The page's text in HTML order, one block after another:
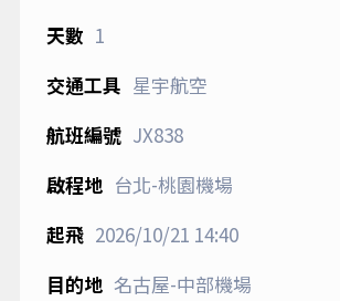
1
星宇航空
JX838
台北-桃園機場
2026/10/21 14:40
名古屋-中部機場